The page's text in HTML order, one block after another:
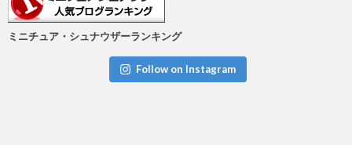
ミニチュア・シュナウザーランキング
Follow on Instagram